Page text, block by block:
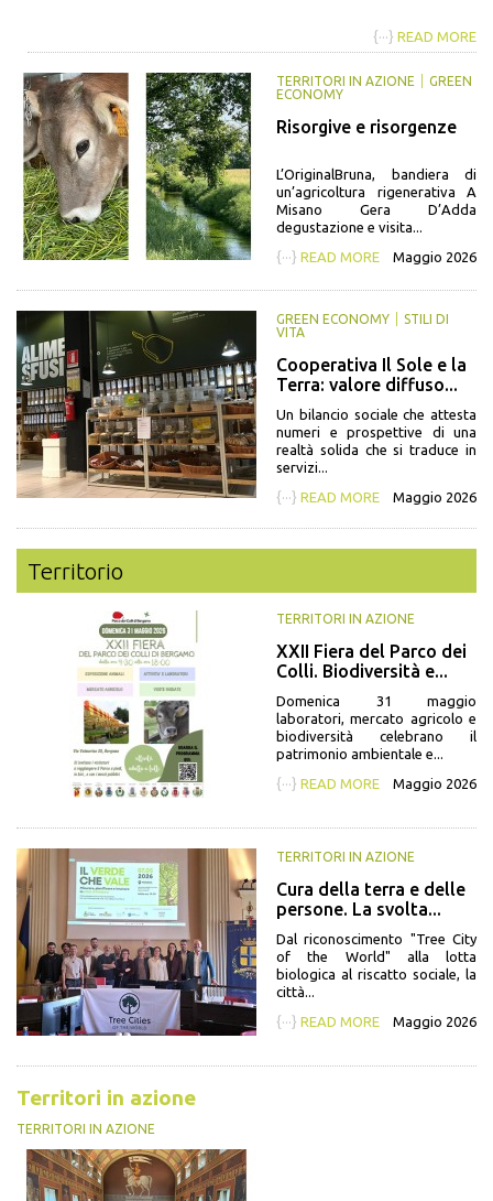
{···} READ MORE
TERRITORI IN AZIONE
GREEN
ECONOMY
Risorgive e risorgenze
L’OriginalBruna, bandiera di
un’agricoltura rigenerativa A
Misano Gera D’Adda
degustazione e visita...
{···} READ MORE Maggio 2026
GREEN ECONOMY
STILI DI
VITA
Cooperativa Il Sole e la
Terra: valore diffuso...
Un bilancio sociale che attesta
numeri e prospettive di una
realtà solida che si traduce in
servizi...
{···} READ MORE Maggio 2026
Territorio
TERRITORI IN AZIONE
XXII Fiera del Parco dei
Colli. Biodiversità e...
Domenica 31 maggio
laboratori, mercato agricolo e
biodiversità celebrano il
patrimonio ambientale e...
{···} READ MORE Maggio 2026
TERRITORI IN AZIONE
Cura della terra e delle
persone. La svolta...
Dal riconoscimento "Tree City
of the World" alla lotta
biologica al riscatto sociale, la
città...
{···} READ MORE Maggio 2026
Territori in azione
TERRITORI IN AZIONE